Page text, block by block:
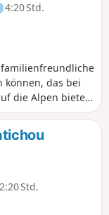
4:20 Std.
können, das bei
die Alpen bietet.
2:20 Std.